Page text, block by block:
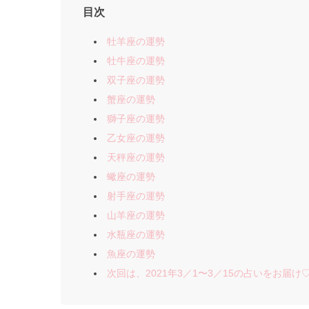
目次
牡羊座の運勢
牡牛座の運勢
双子座の運勢
蟹座の運勢
獅子座の運勢
乙女座の運勢
天秤座の運勢
蠍座の運勢
射手座の運勢
山羊座の運勢
水瓶座の運勢
魚座の運勢
次回は、2021年3／1〜3／15の占いをお届け